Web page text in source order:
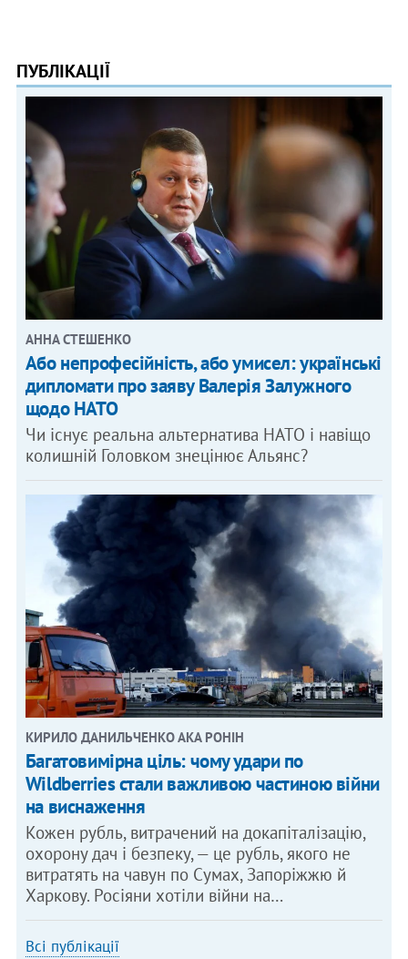
ПУБЛІКАЦІЇ
АННА СТЕШЕНКО
Або непрофесійність, або умисел: українські
дипломати про заяву Валерія Залужного
щодо НАТО
Чи існує реальна альтернатива НАТО і навіщо
колишній Головком знецінює Альянс?
КИРИЛО ДАНИЛЬЧЕНКО АКА РОНІН
Багатовимірна ціль: чому удари по
Wildberries стали важливою частиною війни
на виснаження
Кожен рубль, витрачений на докапіталізацію,
охорону дач і безпеку, — це рубль, якого не
витратять на чавун по Сумах, Запоріжжю й
Харкову. Росіяни хотіли війни на…
Всі публікації